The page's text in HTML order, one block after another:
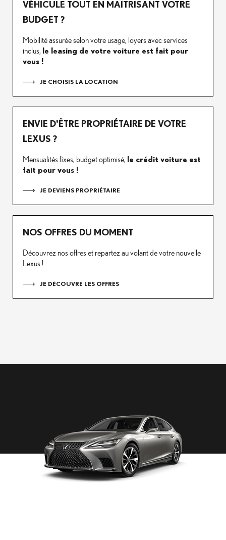
VÉHICULE TOUT EN MAÎTRISANT VOTRE
BUDGET ?
Mobilité assurée selon votre usage, loyers avec services
inclus, le leasing de votre voiture est fait pour
vous !
JE CHOISIS LA LOCATION
ENVIE D'ÊTRE PROPRIÉTAIRE DE VOTRE
LEXUS ?
Mensualités fixes, budget optimisé, le crédit voiture est
fait pour vous !
JE DEVIENS PROPRIÉTAIRE
NOS OFFRES DU MOMENT
Découvrez nos offres et repartez au volant de votre nouvelle
Lexus !
JE DÉCOUVRE LES OFFRES